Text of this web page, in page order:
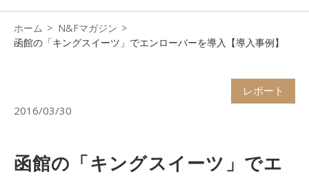
ホーム
N&Fマガジン
函館の「キングスイーツ」でエンローバーを導入【導入事例】
レポート
2016/03/30
函館の「キングスイーツ」でエ